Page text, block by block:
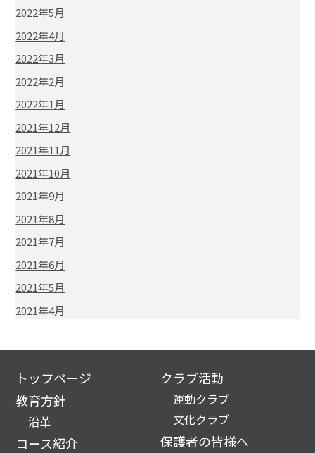
2022年5月
2022年4月
2022年3月
2022年2月
2022年1月
2021年12月
2021年11月
2021年10月
2021年9月
2021年8月
2021年7月
2021年6月
2021年5月
2021年4月
トップページ
教育方針
沿革
コース紹介
クラブ活動
運動クラブ
文化クラブ
保護者の皆様へ